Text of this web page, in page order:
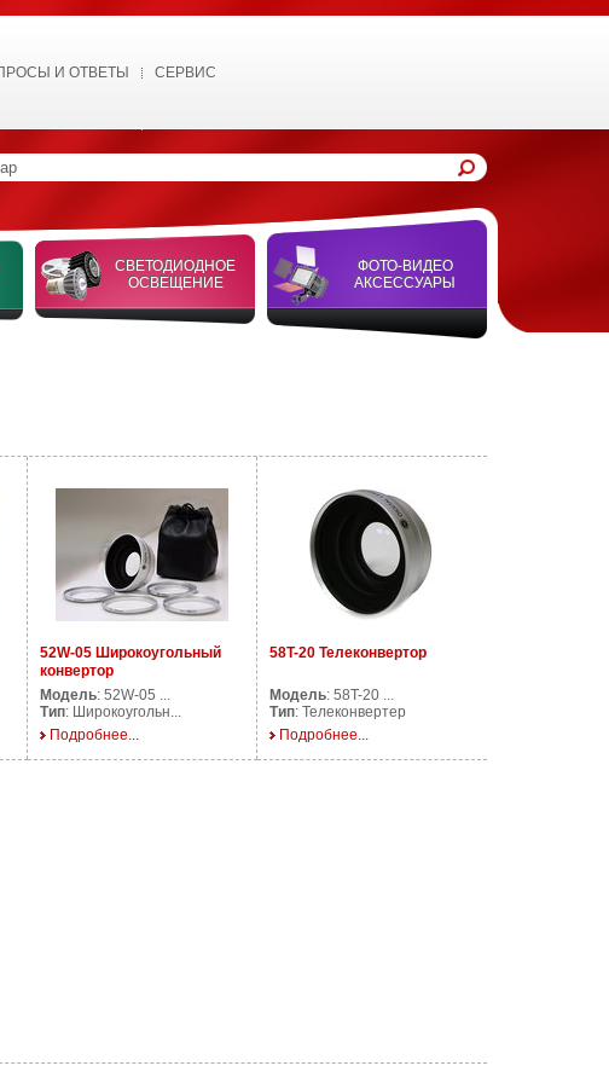
И ОТВЕТЫ СЕРВИС
СВЕТОДИОДНОЕ
ОСВЕЩЕНИЕ
ФОТО-ВИДЕО
АКСЕССУАРЫ
52W-05 Широкоугольный
конвертор
Модель: 52W-05 ...
Тип: Широкоугольн...
Подробнее...
58T-20 Телеконвертор
Модель: 58T-20 ...
Тип: Телеконвертер
Подробнее...